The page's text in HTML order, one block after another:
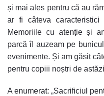
și mai ales pentru că au
ar fi câteva
Memoriile cu atenție și
parcă îl auzeam pe
evenimente. Și am găsit
pentru copiii noștri de
A enumerat: „Sacrificiul